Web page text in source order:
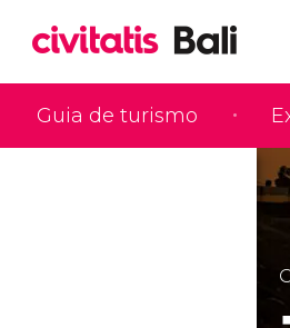
Guia de turismo